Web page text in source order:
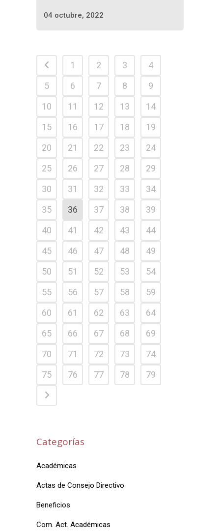
04 octubre, 2022
1 2 3
4
5
6 7 8
9
10
11 12 13
14
15
16 17 18
19
20
21 22 23
24
25
26 27 28
29
30
31 32 33
34
35
36 37 38
39
40
41 42 43
44
45
46 47 48
49
50
51 52 53
54
55
56 57 58
59
60
61 62 63
64
65
66 67 68
69
70
71 72 73
74
75
76 77 78 79
Categorías
Académicas
Actas de Consejo Directivo
Beneficios
Com. Act. Académicas